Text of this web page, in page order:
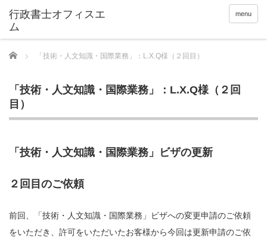
menu
Home 「技術・人文知識・国際業務」：L.X.Q様（２回目）
「技術・人文知識・国際業務」：L.X.Q様（２回
目）
「技術・人文知識・国際業務」ビザの更新
２回目のご依頼
前回、「技術・人文知識・国際業務」ビザへの変更申請のご依頼
をいただき、許可をいただいたお客様から今回は更新申請のご依